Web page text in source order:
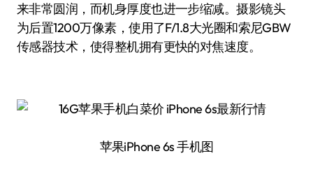
来非常圆润，而机身厚度也进一步缩减。摄影镜头
为后置1200万像素，使用了F/1.8大光圈和索尼GBW
传感器技术，使得整机拥有更快的对焦速度。
苹果iPhone 6s 手机图